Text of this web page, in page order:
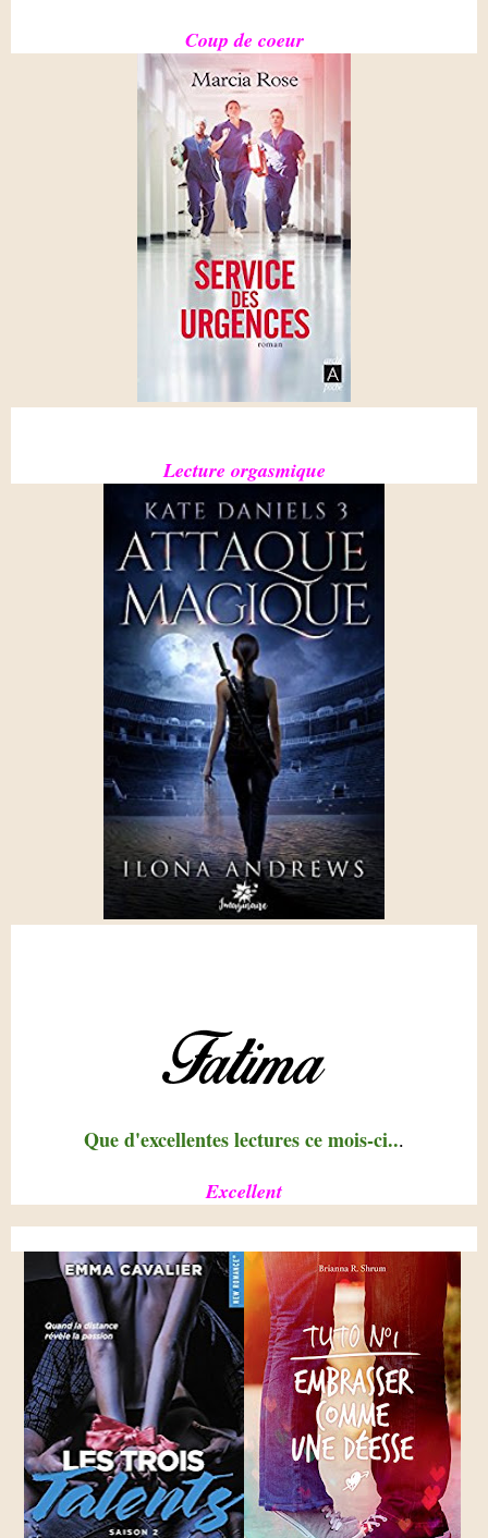
Coup de coeur
Lecture orgasmique
Que d'excellentes lectures ce mois-ci...
Excellent